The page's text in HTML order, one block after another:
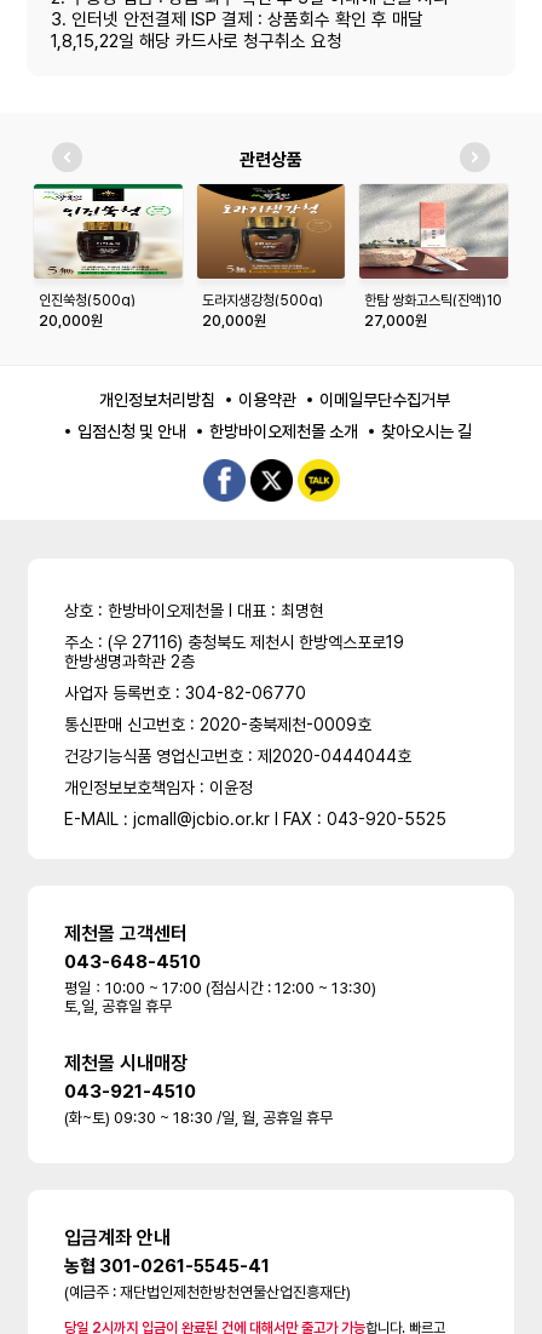
3. 인터넷 안전결제 ISP 결제 : 상품회수 확인 후 매달
1,8,15,22일 해당 카드사로 청구취소 요청
관련상품
인진쑥청(500g)
20,000원
도라지생강청(500g)
20,000원
한탐 쌍화고스틱(진액)10
스틱
27,000원
개인정보처리방침 이용약관
이메일무단수집거부
입점신청 및 안내
한방바이오제천몰 소개 찾아오시는 길
상호 : 한방바이오제천몰 l 대표 : 최명현
주소 : (우 27116) 충청북도 제천시 한방엑스포로19
한방생명과학관 2층
사업자 등록번호 : 304-82-06770
통신판매 신고번호 : 2020-충북제천-0009호
건강기능식품 영업신고번호 : 제2020-0444044호
개인정보보호책임자 : 이윤정
E-MAIL : jcmall@jcbio.or.kr l FAX : 043-920-5525
제천몰 고객센터
043-648-4510
평일：10:00 ~ 17:00 (점심시간 : 12:00 ~ 13:30)
토,일, 공휴일 휴무
제천몰 시내매장
043-921-4510
(화~토) 09:30 ~ 18:30 /일, 월, 공휴일 휴무
입금계좌 안내
농협 301-0261-5545-41
(예금주 : 재단법인제천한방천연물산업진흥재단)
당일 2시까지 입금이 완료된 건에 대해서만 출고가 가능합니다. 빠르고